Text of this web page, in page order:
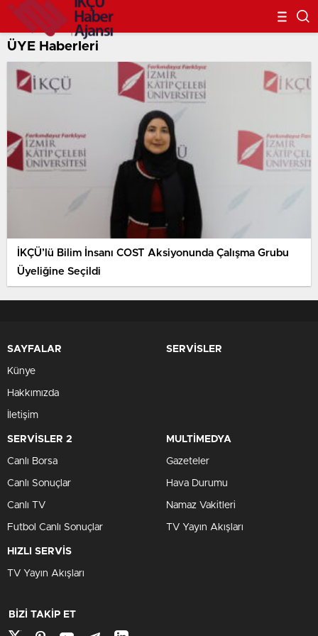
ÜYE Haberleri
İKÇÜ’lü Bilim İnsanı COST Aksiyonunda Çalışma Grubu
Üyeliğine Seçildi
SAYFALAR
Künye
Hakkımızda
İletişim
SERVİSLER
SERVİSLER 2
Canlı Borsa
Canlı Sonuçlar
Canlı TV
Futbol Canlı Sonuçlar
MULTİMEDYA
Gazeteler
Hava Durumu
Namaz Vakitleri
TV Yayın Akışları
HIZLI SERVİS
TV Yayın Akışları
BİZİ TAKİP ET